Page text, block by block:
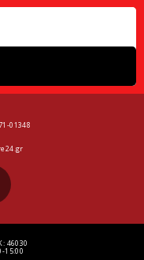
01348
46030
15:00